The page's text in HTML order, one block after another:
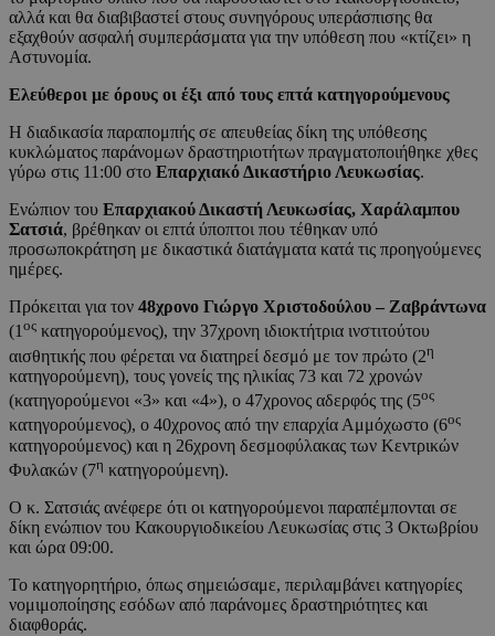
αλλά και θα διαβιβαστεί στους συνηγόρους υπεράσπισης θα
εξαχθούν ασφαλή συμπεράσματα για την υπόθεση που «κτίζει» η
Αστυνομία.
Ελεύθεροι με όρους οι έξι από τους επτά κατηγορούμενους
Η διαδικασία παραπομπής σε απευθείας δίκη της υπόθεσης
κυκλώματος παράνομων δραστηριοτήτων πραγματοποιήθηκε χθες
γύρω στις 11:00 στο Επαρχιακό Δικαστήριο Λευκωσίας.
Ενώπιον του Επαρχιακού Δικαστή Λευκωσίας, Χαράλαμπου
Σατσιά, βρέθηκαν οι επτά ύποπτοι που τέθηκαν υπό
προσωποκράτηση με δικαστικά διατάγματα κατά τις προηγούμενες
ημέρες.
Πρόκειται για τον 48χρονο Γιώργο Χριστοδούλου – Ζαβράντωνα
(1ος κατηγορούμενος), την 37χρονη ιδιοκτήτρια ινστιτούτου
αισθητικής που φέρεται να διατηρεί δεσμό με τον πρώτο (2η
κατηγορούμενη), τους γονείς της ηλικίας 73 και 72 χρονών
(κατηγορούμενοι «3» και «4»), ο 47χρονος αδερφός της (5ος
κατηγορούμενος), o 40χρονος από την επαρχία Αμμόχωστο (6ος
κατηγορούμενος) και η 26χρονη δεσμοφύλακας των Κεντρικών
Φυλακών (7η κατηγορούμενη).
Ο κ. Σατσιάς ανέφερε ότι οι κατηγορούμενοι παραπέμπονται σε
δίκη ενώπιον του Κακουργιοδικείου Λευκωσίας στις 3 Οκτωβρίου
και ώρα 09:00.
Το κατηγορητήριο, όπως σημειώσαμε, περιλαμβάνει κατηγορίες
νομιμοποίησης εσόδων από παράνομες δραστηριότητες και
διαφθοράς.